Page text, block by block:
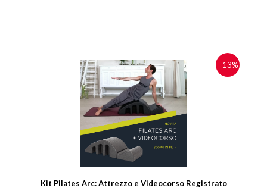
−13%
Kit Pilates Arc: Attrezzo e Videocorso Registrato